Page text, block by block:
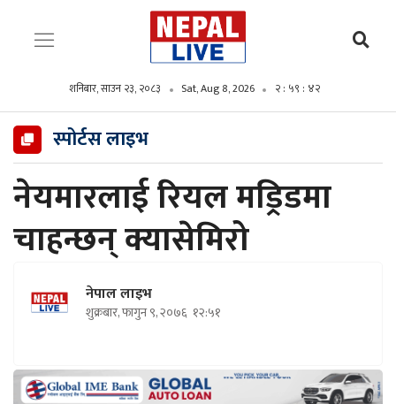
शनिबार, साउन २३, २०८३ Sat, Aug 8, 2026 २ : ५९ : ४४
स्पोर्टस लाइभ
नेयमारलाई रियल मड्रिडमा
चाहन्छन् क्यासेमिरो
नेपाल लाइभ
शुक्रबार, फागुन ९, २०७६ १२:५१